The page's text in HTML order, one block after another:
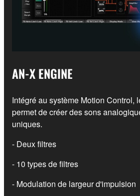
AN-X ENGINE
Intégré au système Motion Control,
permet de créer des sons
uniques.
- Deux filtres
- 10 types de filtres
- Modulation de largeur d'impulsion